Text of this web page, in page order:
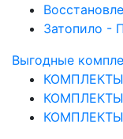
Затопило -
Выгодные
КОМПЛЕКТЫ
КОМПЛЕКТЫ
КОМПЛЕКТЫ